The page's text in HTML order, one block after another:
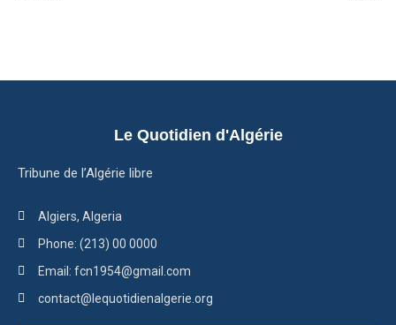
Le Quotidien d'Algérie
Tribune de l’Algérie libre
Algiers, Algeria
Phone: (213) 00 0000
Email: fcn1954@gmail.com
contact@lequotidienalgerie.org